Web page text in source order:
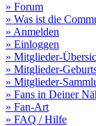
» Forum
» Was ist die
» Anmelden
» Einloggen
» Mitglieder-
» Mitglieder-
» Mitglieder-
» Fans in Deiner
» Fan-Art
» FAQ / Hilfe